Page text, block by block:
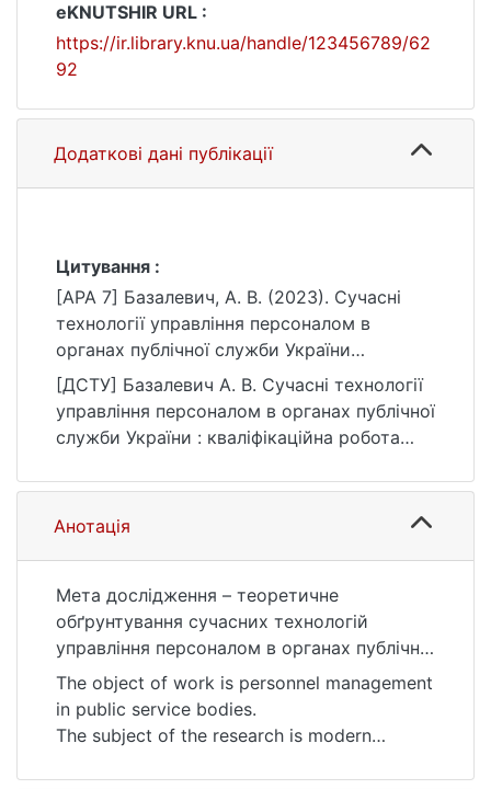
eKNUTSHIR URL :
https://ir.library.knu.ua/handle/123456789/62
92
Додаткові дані публікації
Цитування :
[APA 7] Базалевич, А. В. (2023). Сучасні
технології управління персоналом в
органах публічної служби України
[Магістерська робота, Київський
національний університет імені Тараса
Шевченка]. eKNUTSHIR.
https://ir.library.knu.ua/handle/123456789/62
92
[ДСТУ] Базалевич А. В. Сучасні технології
управління персоналом в органах публічної
служби України : кваліфікаційна робота
адміністрування. Київ, 2023. 80 с. URL:
https://ir.library.knu.ua/handle/123456789/62
92 (дата звернення: 25.07.2026).
Анотація
Мета дослідження – теоретичне
обґрунтування сучасних технологій
управління персоналом в органах публічної
служби України та розроблення
практичних рекомендацій щодо їх
удосконалення у контексті реалізації
суспільних реформ.
Об’єктом роботи є – управління
The object of work is personnel management
in public service bodies.
The subject of the research is modern